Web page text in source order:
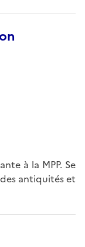
à la MPP. Se
antiquités et